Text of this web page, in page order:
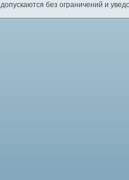
допускаются без ограничений и